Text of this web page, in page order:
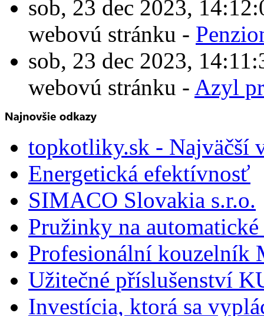
sob, 23 dec 2023,
webovú stránku -
sob, 23 dec 2023,
webovú stránku - Azyl
topkotliky.sk - Najväčší
Energetická efektívnosť
SIMACO Slovakia s.r.o.
Pružinky na
Profesionální kouzelník
Užitečné příslušenství
Investícia, ktorá sa